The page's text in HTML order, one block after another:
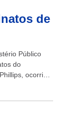
de
Público
do
ocorrido